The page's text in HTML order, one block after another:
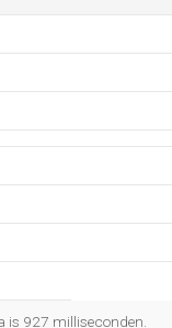
is 927 milliseconden.